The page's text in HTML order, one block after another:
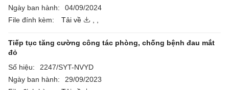
Ngày ban hành:
04/09/2024
File đính kèm:
Tải về
Tiếp tục tăng cường công tác phòng, chống bệnh đau mắt
đỏ
Số hiệu:
2247/SYT-NVYD
Ngày ban hành:
29/09/2023